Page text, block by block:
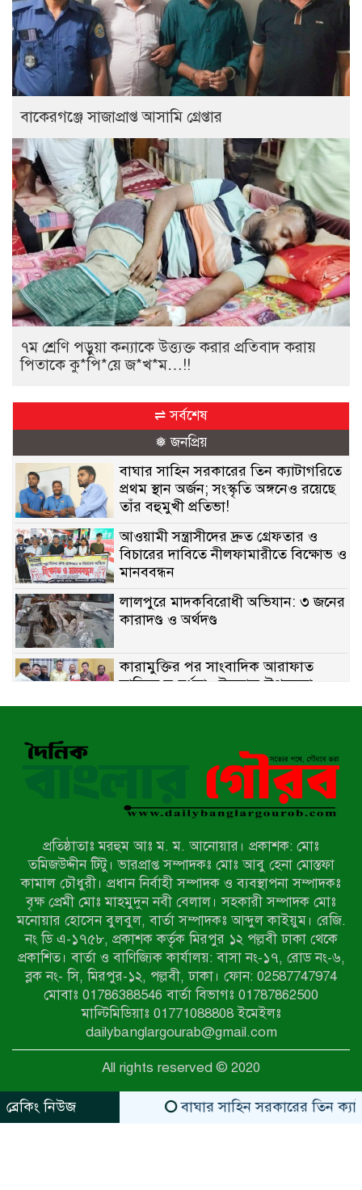
বাকেরগঞ্জে সাজাপ্রাপ্ত আসামি গ্রেপ্তার
৭ম শ্রেণি পড়ুয়া কন্যাকে উত্ত্যক্ত করার প্রতিবাদ করায়
পিতাকে কু*পি*য়ে জ*খ*ম…!!
⇌ সর্বশেষ
❅ জনপ্রিয়
বাঘার সাহিন সরকারের তিন ক্যাটাগরিতে
প্রথম স্থান অর্জন; সংস্কৃতি অঙ্গনেও রয়েছে
তাঁর বহুমুখী প্রতিভা!
আওয়ামী সন্ত্রাসীদের দ্রুত গ্রেফতার ও
বিচারের দাবিতে নীলফামারীতে বিক্ষোভ ও
মানববন্ধন
লালপুরে মাদকবিরোধী অভিযান: ৩ জনের
কারাদণ্ড ও অর্থদণ্ড
কারামুক্তির পর সাংবাদিক আরাফাত
সানিকে সংবর্ধনা, টেকনাফ উপজেলা
প্রেসক্লাবের ফুলেল শুভেচ্ছা
মিয়ানমারের সীমান্তে স্থলমাইন বিস্ফোরণ:
উখিয়ার এক যুবকের পা বিচ্ছিন্ন
৭ম শ্রেণি পড়ুয়া কন্যাকে উত্ত্যক্ত করার
প্রতিবাদ করায় পিতাকে কু*পি*য়ে
জ*খ*ম…!!
জুলাই গণঅভ্যুত্থান দিবস-২০২৬ উপলক্ষে
নীলফামারীতে শহিদদের স্মরণে দোয়া
মাহফিল ও আলোচনা সভা অনুষ্ঠিত
বেলকুচিতে বজ্রপাতে শিক্ষার্থীর মৃত্যু
বেলকুচিতে গণঅভ্যুত্থান দিবসে ইসলামী
আন্দোলনের গণমিছিল ও গণহত্যার
বিচারের দাবি
প্রতিষ্ঠাতাঃ মরহুম আঃ ম. ম. আনোয়ার। প্রকাশক: মোঃ
তমিজউদ্দীন টিটু। ভারপ্রাপ্ত সম্পাদকঃ মোঃ আবু হেনা মোস্তফা
কামাল চৌধুরী। প্রধান নির্বাহী সম্পাদক ও ব্যবস্থাপনা সম্পাদকঃ
বৃক্ষ প্রেমী মোঃ মাহমুদুন নবী বেলাল। সহকারী সম্পাদক মোঃ
মনোয়ার হোসেন বুলবুল, বার্তা সম্পাদকঃ আব্দুল কাইয়ুম। রেজি.
নং ডি এ-১৭৫৮, প্রকাশক কর্তৃক মিরপুর ১২ পল্লবী ঢাকা থেকে
প্রকাশিত। বার্তা ও বাণিজ্যিক কার্যালয়: বাসা নং-১৭, রোড নং-৬,
ব্লক নং- সি, মিরপুর-১২, পল্লবী, ঢাকা। ফোন: 02587747974
মোবাঃ 01786388546 বার্তা বিভাগঃ 01787862500
মাল্টিমিডিয়াঃ 01771088808 ইমেইলঃ
dailybanglargourab@gmail.com
All rights reserved © 2020
ব্রেকিং নিউজ
বাঘার সাহিন সরকারের তিন